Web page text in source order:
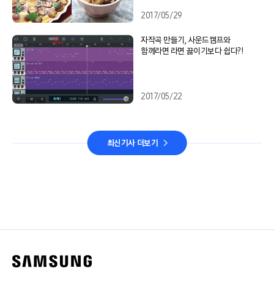
2017/05/29
자작곡 만들기, 사운드캠프와
함께라면 라면 끓이기보다 쉽다?!
2017/05/22
최신기사 더보기